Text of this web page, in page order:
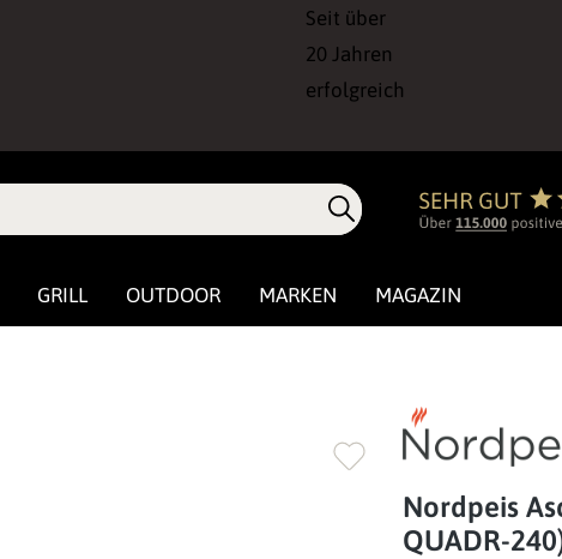
Seit über
20 Jahren
erfolgreich
GRILL OUTDOOR MARKEN MAGAZIN
Nordpeis
QUADR-